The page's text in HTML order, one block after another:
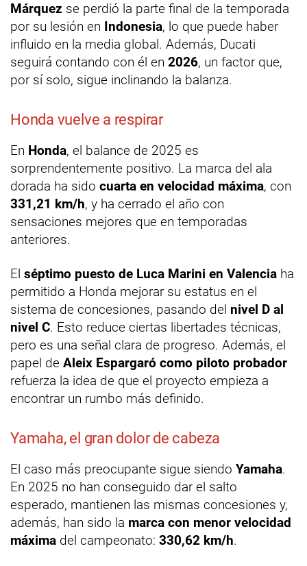
Márquez se perdió la parte final de la temporada
por su lesión en Indonesia, lo que puede haber
influido en la media global. Además, Ducati
seguirá contando con él en 2026, un factor que,
por sí solo, sigue inclinando la balanza.
Honda vuelve a respirar
En Honda, el balance de 2025 es
sorprendentemente positivo. La marca del ala
dorada ha sido cuarta en velocidad máxima, con
331,21 km/h, y ha cerrado el año con
sensaciones mejores que en temporadas
anteriores.
El séptimo puesto de Luca Marini en Valencia ha
permitido a Honda mejorar su estatus en el
sistema de concesiones, pasando del nivel D al
nivel C. Esto reduce ciertas libertades técnicas,
pero es una señal clara de progreso. Además, el
papel de Aleix Espargaró como piloto probador
refuerza la idea de que el proyecto empieza a
encontrar un rumbo más definido.
Yamaha, el gran dolor de cabeza
El caso más preocupante sigue siendo Yamaha.
En 2025 no han conseguido dar el salto
esperado, mantienen las mismas concesiones y,
además, han sido la marca con menor velocidad
máxima del campeonato: 330,62 km/h.